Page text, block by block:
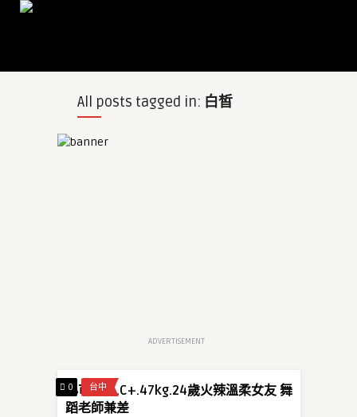
All posts tagged in: 白皙
ADVERTISEMENT
0 台中
小可 165.C+.47kg.24歲火辣溫柔女友 舞
蹈老師兼差